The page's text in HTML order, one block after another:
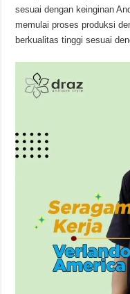
sesuai dengan keinginan
memulai proses produksi
berkualitas tinggi sesuai